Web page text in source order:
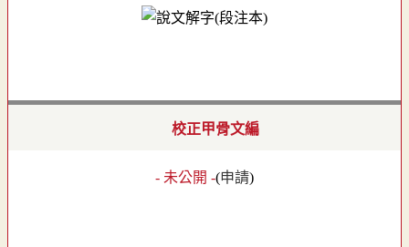
校正甲骨文編
- 未公開 -(申請)